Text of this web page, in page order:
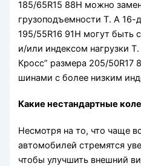
185/65R15 88H можно
грузоподъемности Т. А
195/55R16 91H могут быть
и/или индексом нагрузки
Кросс” размера 205/50R17
шинами с более низким
Какие нестандартные
Несмотря на то, что чаще
автомобилей стремятся
чтобы улучшить внешний